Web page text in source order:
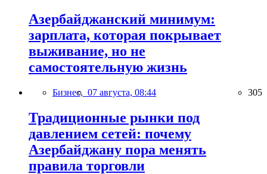
Азербайджанский минимум:
зарплата, которая покрывает
выживание, но не
самостоятельную жизнь
Бизнес, 07 августа, 08:44 305
Традиционные рынки под
давлением сетей: почему
Азербайджану пора менять
правила торговли